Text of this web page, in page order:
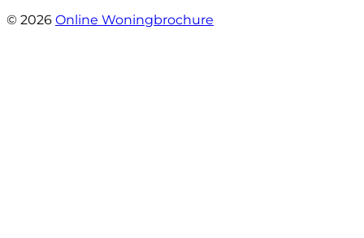
© 2026 Online Woningbrochure